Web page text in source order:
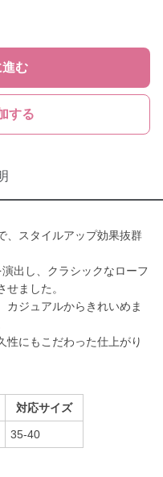
進む
する
、スタイルアップ効果抜群
出し、クラシックなローフ
ました。
カジュアルからきれいめま
性にもこだわった仕上がり
対応サイズ
35-40